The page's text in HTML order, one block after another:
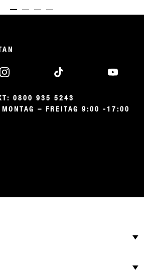
ITEM 01 (CURRENT SLIDE)
ITEM 02ITEM 03ITEM 04
0800 935 5243
MONTAG – FREITAG 9:00 -17:00